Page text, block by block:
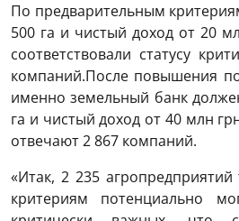
По предварительным
500 га и чистый доход от 20
соответствовали статусу
компаний.После повышения
именно земельный банк
га и чистый доход от 40 млн
отвечают 2 867 компаний.
«Итак, 2 235
критериям потенциально